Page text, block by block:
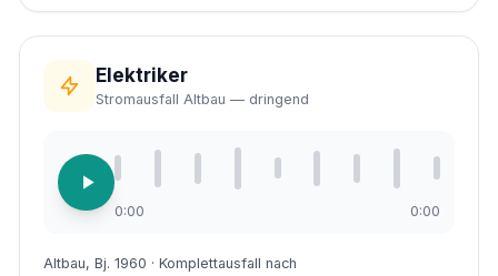
Elektriker
Stromausfall Altbau — dringend
0:00 0:00
Altbau, Bj. 1960 · Komplettausfall nach